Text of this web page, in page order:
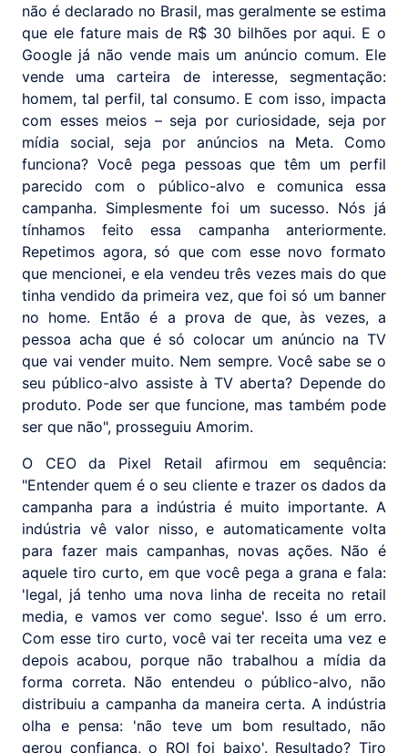
não é declarado no Brasil, mas geralmente se estima
que ele fature mais de R$ 30 bilhões por aqui. E o
Google já não vende mais um anúncio comum. Ele
vende uma carteira de interesse, segmentação:
homem, tal perfil, tal consumo. E com isso, impacta
com esses meios – seja por curiosidade, seja por
mídia social, seja por anúncios na Meta. Como
funciona? Você pega pessoas que têm um perfil
parecido com o público-alvo e comunica essa
campanha. Simplesmente foi um sucesso. Nós já
tínhamos feito essa campanha anteriormente.
Repetimos agora, só que com esse novo formato
que mencionei, e ela vendeu três vezes mais do que
tinha vendido da primeira vez, que foi só um banner
no home. Então é a prova de que, às vezes, a
pessoa acha que é só colocar um anúncio na TV
que vai vender muito. Nem sempre. Você sabe se o
seu público-alvo assiste à TV aberta? Depende do
produto. Pode ser que funcione, mas também pode
ser que não", prosseguiu Amorim.
O CEO da Pixel Retail afirmou em sequência:
"Entender quem é o seu cliente e trazer os dados da
campanha para a indústria é muito importante. A
indústria vê valor nisso, e automaticamente volta
para fazer mais campanhas, novas ações. Não é
aquele tiro curto, em que você pega a grana e fala:
'legal, já tenho uma nova linha de receita no retail
media, e vamos ver como segue'. Isso é um erro.
Com esse tiro curto, você vai ter receita uma vez e
depois acabou, porque não trabalhou a mídia da
forma correta. Não entendeu o público-alvo, não
distribuiu a campanha da maneira certa. A indústria
olha e pensa: 'não teve um bom resultado, não
gerou confiança, o ROI foi baixo'. Resultado? Tiro